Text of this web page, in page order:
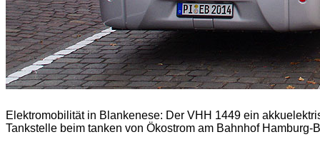
Elektromobilität in Blankenese: Der VHH 1449 ein
Tankstelle beim tanken von Ökostrom am Bahnhof